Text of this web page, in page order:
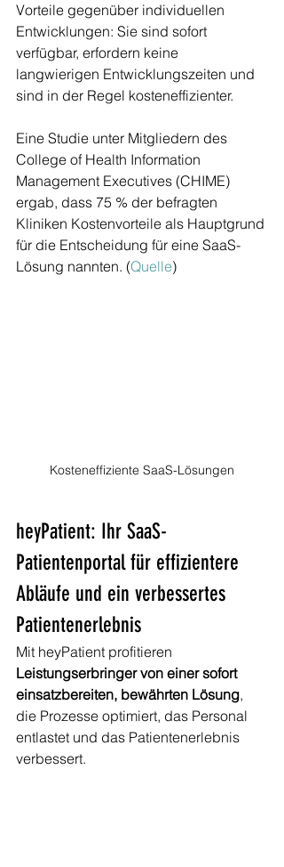
Vorteile gegenüber individuellen
Entwicklungen: Sie sind sofort
verfügbar, erfordern keine
langwierigen Entwicklungszeiten und
sind in der Regel kosteneffizienter.
Eine Studie unter Mitgliedern des
College of Health Information
Management Executives (CHIME)
ergab, dass 75 % der befragten
Kliniken Kostenvorteile als Hauptgrund
für die Entscheidung für eine SaaS-
Lösung nannten. (Quelle)
Kosteneffiziente SaaS-Lösungen
heyPatient: Ihr SaaS-
Patientenportal für effizientere
Abläufe und ein verbessertes
Patientenerlebnis
Mit heyPatient profitieren
Leistungserbringer von einer sofort
einsatzbereiten, bewährten Lösung,
die Prozesse optimiert, das Personal
entlastet und das Patientenerlebnis
verbessert.